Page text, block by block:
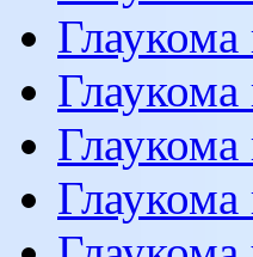
Глаукома
Глаукома
Глаукома